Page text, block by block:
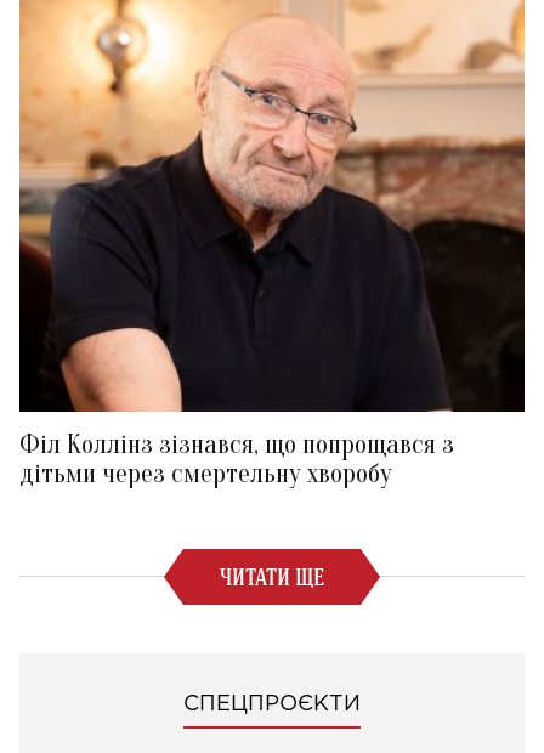
Філ Коллінз зізнався, що попрощався з
дітьми через смертельну хворобу
ЧИТАТИ ЩЕ
СПЕЦПРОЄКТИ